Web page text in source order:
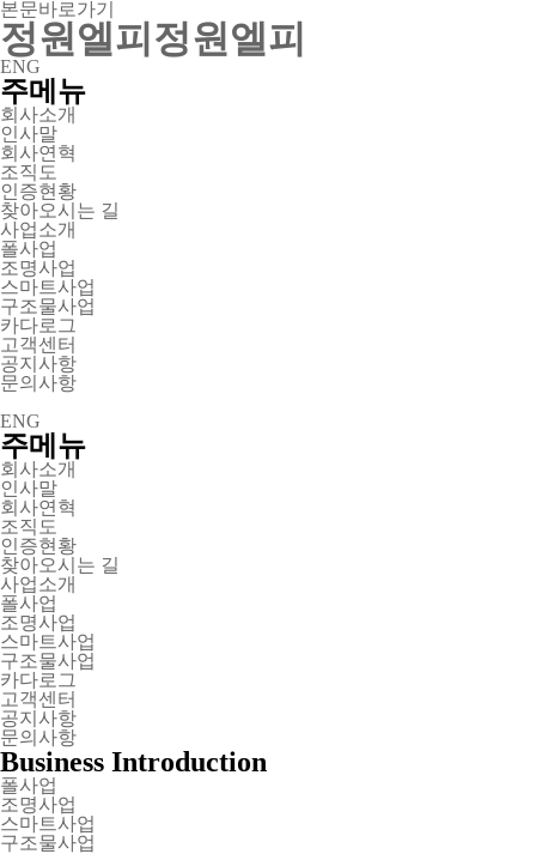
본문바로가기
정원엘피 정원엘피
ENG
주메뉴
회사소개
인사말
회사연혁
조직도
인증현황
찾아오시는 길
사업소개
폴사업
조명사업
스마트사업
구조물사업
카다로그
고객센터
공지사항
문의사항
ENG
주메뉴
회사소개
인사말
회사연혁
조직도
인증현황
찾아오시는 길
사업소개
폴사업
조명사업
스마트사업
구조물사업
카다로그
고객센터
공지사항
문의사항
Business Introduction
폴사업
조명사업
스마트사업
구조물사업